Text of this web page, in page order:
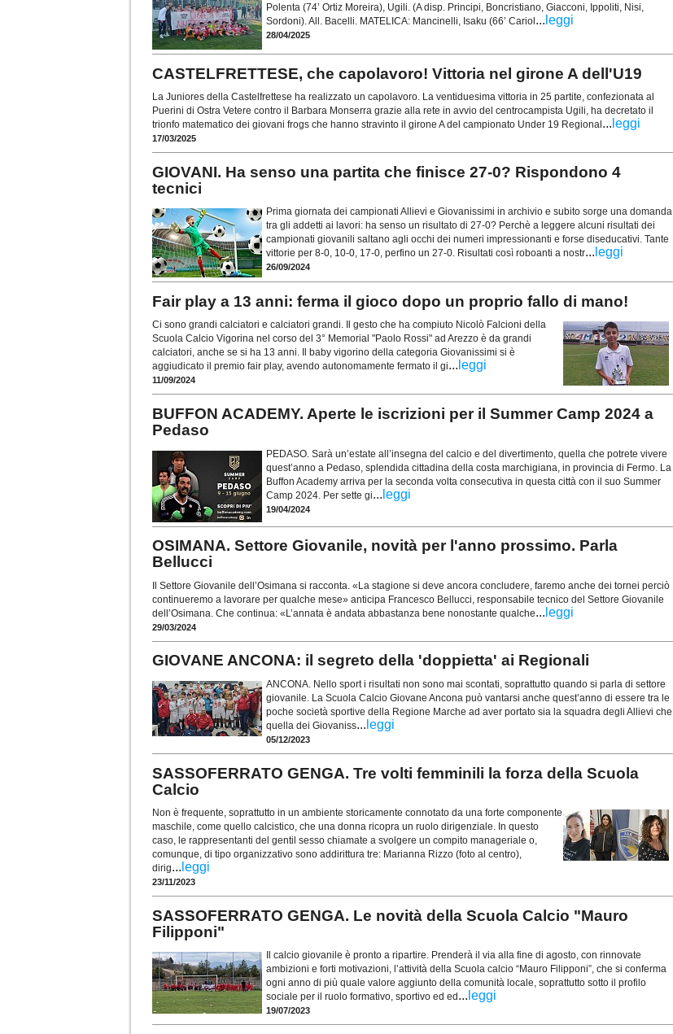
Polenta (74’ Ortiz Moreira), Ugili. (A disp. Principi, Boncristiano, Giacconi, Ippoliti, Nisi,
Sordoni). All. Bacelli. MATELICA: Mancinelli, Isaku (66’ Cariol ... leggi
28/04/2025
CASTELFRETTESE, che capolavoro! Vittoria nel girone A dell'U19
La Juniores della Castelfrettese ha realizzato un capolavoro. La ventiduesima vittoria in 25 partite, confezionata al
Puerini di Ostra Vetere contro il Barbara Monserra grazie alla rete in avvio del centrocampista Ugili, ha decretato il
trionfo matematico dei giovani frogs che hanno stravinto il girone A del campionato Under 19 Regional ... leggi
17/03/2025
GIOVANI. Ha senso una partita che finisce 27-0? Rispondono 4
tecnici
Prima giornata dei campionati Allievi e Giovanissimi in archivio e subito sorge una domanda
tra gli addetti ai lavori: ha senso un risultato di 27-0? Perchè a leggere alcuni risultati dei
campionati giovanili saltano agli occhi dei numeri impressionanti e forse diseducativi. Tante
vittorie per 8-0, 10-0, 17-0, perfino un 27-0. Risultati così roboanti a nostr... leggi
26/09/2024
Fair play a 13 anni: ferma il gioco dopo un proprio fallo di mano!
Ci sono grandi calciatori e calciatori grandi. Il gesto che ha compiuto Nicolò Falcioni della
Scuola Calcio Vigorina nel corso del 3° Memorial "Paolo Rossi" ad Arezzo è da grandi
calciatori, anche se si ha 13 anni. Il baby vigorino della categoria Giovanissimi si è
aggiudicato il premio fair play, avendo autonomamente fermato il gi... leggi
11/09/2024
BUFFON ACADEMY. Aperte le iscrizioni per il Summer Camp 2024 a
Pedaso
PEDASO. Sarà un’estate all’insegna del calcio e del divertimento, quella che potrete vivere
quest’anno a Pedaso, splendida cittadina della costa marchigiana, in provincia di Fermo. La
Buffon Academy arriva per la seconda volta consecutiva in questa città con il suo Summer
Camp 2024. Per sette gi... leggi
19/04/2024
OSIMANA. Settore Giovanile, novità per l'anno prossimo. Parla
Bellucci
Il Settore Giovanile dell’Osimana si racconta. «La stagione si deve ancora concludere, faremo anche dei tornei perciò
continueremo a lavorare per qualche mese» anticipa Francesco Bellucci, responsabile tecnico del Settore Giovanile
dell’Osimana. Che continua: «L’annata è andata abbastanza bene nonostante qualche... leggi
29/03/2024
GIOVANE ANCONA: il segreto della 'doppietta' ai Regionali
ANCONA. Nello sport i risultati non sono mai scontati, soprattutto quando si parla di settore
giovanile. La Scuola Calcio Giovane Ancona può vantarsi anche quest’anno di essere tra le
poche società sportive della Regione Marche ad aver portato sia la squadra degli Allievi che
quella dei Giovaniss... leggi
05/12/2023
SASSOFERRATO GENGA. Tre volti femminili la forza della Scuola
Calcio
Non è frequente, soprattutto in un ambiente storicamente connotato da una forte componente
maschile, come quello calcistico, che una donna ricopra un ruolo dirigenziale. In questo
caso, le rappresentanti del gentil sesso chiamate a svolgere un compito manageriale o,
comunque, di tipo organizzativo sono addirittura tre: Marianna Rizzo (foto al centro),
dirig... leggi
23/11/2023
SASSOFERRATO GENGA. Le novità della Scuola Calcio "Mauro
Filipponi"
Il calcio giovanile è pronto a ripartire. Prenderà il via alla fine di agosto, con rinnovate
ambizioni e forti motivazioni, l’attività della Scuola calcio “Mauro Filipponi”, che si conferma
ogni anno di più quale valore aggiunto della comunità locale, soprattutto sotto il profilo
sociale per il ruolo formativo, sportivo ed ed ... leggi
19/07/2023